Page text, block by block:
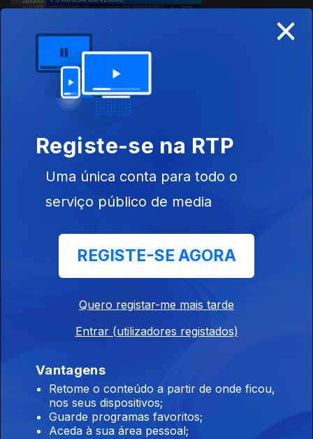
×
Registe-se na RTP
Uma única conta para todo o
serviço público de media
REGISTE-SE AGORA
Quero registar-me mais tarde
Entrar (utilizadores registados)
Vantagens
Retome o conteúdo a partir de onde ficou,
nos seus dispositivos;
Guarde programas favoritos;
Aceda à sua área pessoal;